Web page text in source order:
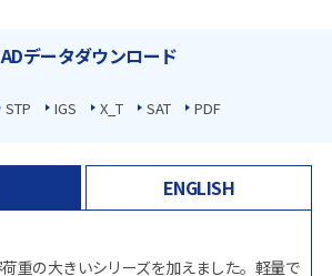
データダウンロード
STP IGS X_T SAT PDF
ENGLISH
重の大きいシリーズを加えました。軽量で